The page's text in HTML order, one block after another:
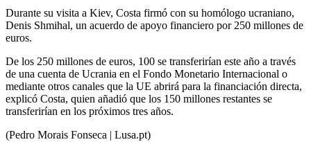
Durante su visita a Kiev, Costa firmó con su homólogo ucraniano,
Denis Shmihal, un acuerdo de apoyo financiero por 250 millones de
euros.
De los 250 millones de euros, 100 se transferirían este año a través
de una cuenta de Ucrania en el Fondo Monetario Internacional o
mediante otros canales que la UE abrirá para la financiación directa,
explicó Costa, quien añadió que los 150 millones restantes se
transferirían en los próximos tres años.
(Pedro Morais Fonseca | Lusa.pt)